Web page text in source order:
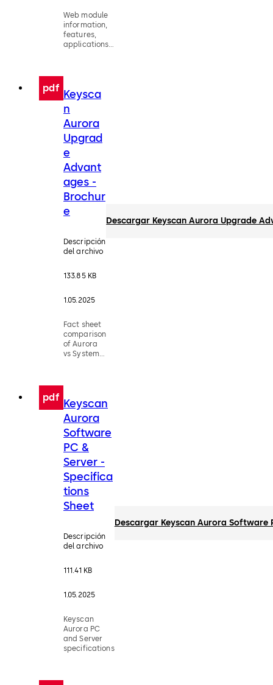
Web module
information,
features,
applications,
Software.
pdf Keysca
n
Aurora
Upgrad
e
Advant
ages -
Brochur
e
Descripción
del archivo
133.85 KB
1.05.2025
Fact sheet
comparison
of Aurora
vs System
Descargar Keyscan Aurora Upgrade
pdf Keyscan
Aurora
Software
PC &
Server -
Specifica
tions
Sheet
Descripción
del archivo
111.41 KB
1.05.2025
Keyscan
Aurora PC
and Server
specifications
Descargar Keyscan Aurora Software